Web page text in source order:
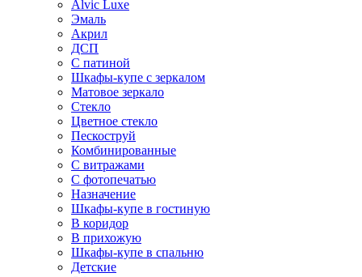
Alvic Luxe
Эмаль
Акрил
ДСП
С патиной
Шкафы-купе с зеркалом
Матовое зеркало
Стекло
Цветное стекло
Пескоструй
Комбинированные
С витражами
С фотопечатью
Назначение
Шкафы-купе в гостиную
В коридор
В прихожую
Шкафы-купе в спальню
Детские